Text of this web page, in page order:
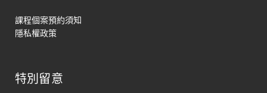
課程個案預約須知
隱私權政策
特別留意